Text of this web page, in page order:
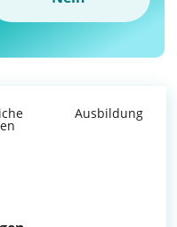
Ausbildung